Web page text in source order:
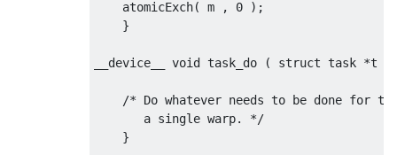
    atomicExch( m , 0 );
    }
__device__ void task_do ( struct task *t
/* Do whatever needs to be done for
       a single warp. */
    }